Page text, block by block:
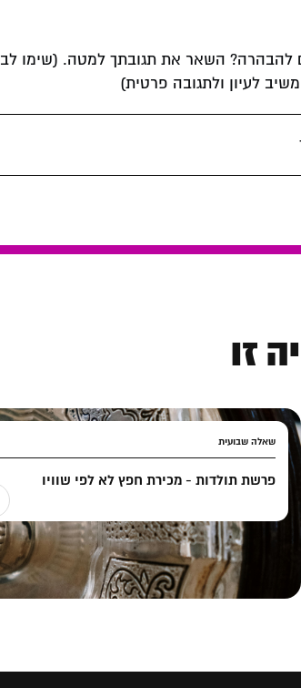
להבהרה? השאר את תגובתך למטה. (שימו לב
לעיון ולתגובה פרטית)
זו
שאלה שבועית
פרשת תולדות - מכירת חפץ לא לפי שוויו